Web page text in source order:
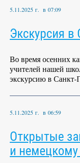
5.11.2025 г. в 07:09
Экскурсия в
Во время осенних
учителей нашей
экскурсию в Санкт-
5.11.2025 г. в 06:59
Открытые
и